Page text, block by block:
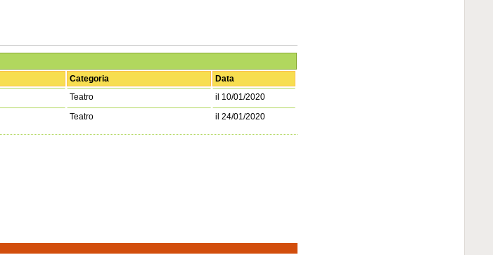
Categoria
Data
Teatro
il 10/01/2020
Teatro il 24/01/2020